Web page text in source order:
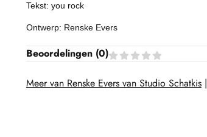
Tekst: you rock
Ontwerp: Renske Evers
Beoordelingen (0)
Meer van Renske Evers van Studio Schatkis|